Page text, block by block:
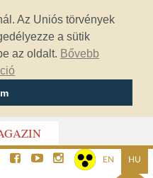
Az Uniós törvények
a sütik
az oldalt. Bővebb
EN HU